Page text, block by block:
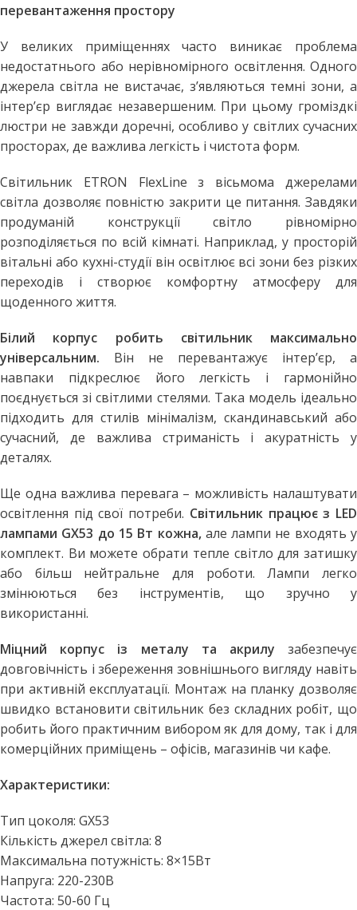
перевантаження простору
У великих приміщеннях часто виникає проблема
недостатнього або нерівномірного освітлення. Одного
джерела світла не вистачає, з’являються темні зони, а
інтер’єр виглядає незавершеним. При цьому громіздкі
люстри не завжди доречні, особливо у світлих сучасних
просторах, де важлива легкість і чистота форм.
Світильник ETRON FlexLine з вісьмома джерелами
світла дозволяє повністю закрити це питання. Завдяки
продуманій конструкції світло рівномірно
розподіляється по всій кімнаті. Наприклад, у просторій
вітальні або кухні-студії він освітлює всі зони без різких
переходів і створює комфортну атмосферу для
щоденного життя.
Білий корпус робить світильник максимально
універсальним. Він не перевантажує інтер’єр, а
навпаки підкреслює його легкість і гармонійно
поєднується зі світлими стелями. Така модель ідеально
підходить для стилів мінімалізм, скандинавський або
сучасний, де важлива стриманість і акуратність у
деталях.
Ще одна важлива перевага – можливість налаштувати
освітлення під свої потреби. Світильник працює з LED
лампами GX53 до 15 Вт кожна,але лампи не входять у
комплект. Ви можете обрати тепле світло для затишку
або більш нейтральне для роботи. Лампи легко
змінюються без інструментів, що зручно у
використанні.
Міцний корпус із металу та акрилу забезпечує
довговічність і збереження зовнішнього вигляду навіть
при активній експлуатації. Монтаж на планку дозволяє
швидко встановити світильник без складних робіт, що
робить його практичним вибором як для дому, так і для
комерційних приміщень – офісів, магазинів чи кафе.
Характеристики:
Тип цоколя: GX53
Кількість джерел світла: 8
Максимальна потужність: 8×15Вт
Напруга: 220-230В
Частота: 50-60 Гц